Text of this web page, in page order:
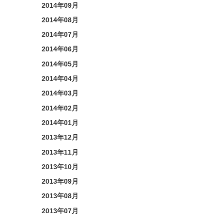
2014年09月
2014年08月
2014年07月
2014年06月
2014年05月
2014年04月
2014年03月
2014年02月
2014年01月
2013年12月
2013年11月
2013年10月
2013年09月
2013年08月
2013年07月